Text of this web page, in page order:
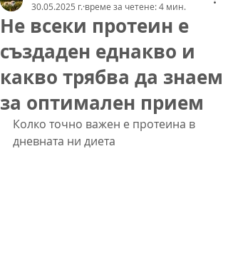
Не всеки протеин е
създаден еднакво и
какво трябва да знаем
за оптимален прием
30.05.2025 г. време за четене: 4 мин.
Колко точно важен е протеина в
дневната ни диета